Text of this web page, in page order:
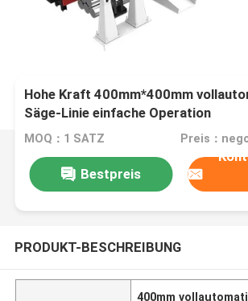
Hohe Kraft 400mm*400mm
Säge-Linie einfache Operation
MOQ：1 SATZ Preis：
Bestpreis
PRODUKT-BESCHREIBUNG
400mm